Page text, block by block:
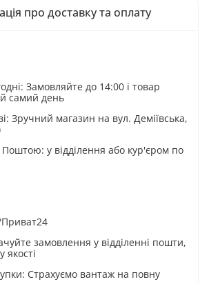
про доставку та оплату
Замовляйте до 14:00 і товар
самий день
Зручний магазин на вул. Деміївська,
у відділення або кур'єром по
замовлення у відділенні пошти,
якості
Страхуємо вантаж на повну